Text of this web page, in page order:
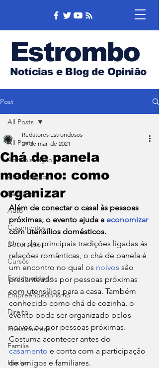
Estrombo
Notícias e Blog de Opinião
Post
All Posts
Administração
Alimentação
Backlinks
Auto
Casamentos
Decoração
Cursos
Espiritualidade
Empreendedorismo
Direito
Investimentos
Família
Hacker
All Posts
Chá de panela
moderno: como
organizar
Redatores Estrondosos
29 de mar. de 2021
Além de conectar o casal às pessoas
próximas, o evento ajuda a economizar
com utensílios domésticos.
Uma das principais tradições ligadas às
relações românticas, o chá de panela é
um encontro no qual os noivos são
presenteados por pessoas próximas
com utensílios para a casa. Também
conhecido como chá de cozinha, o
evento pode ser organizado pelos
noivos ou por pessoas próximas.
Costuma acontecer antes do
casamento e conta com a participação
de amigos e familiares.